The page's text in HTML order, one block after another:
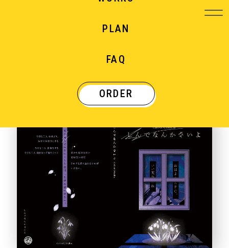
PLAN
FAQ
ORDER
WORKS
制作実績